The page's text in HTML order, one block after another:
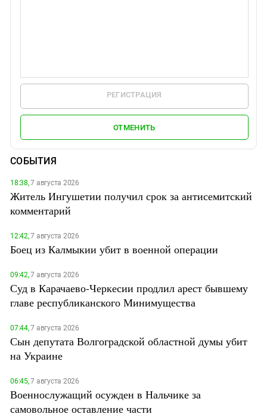
РЕГИСТРАЦИЯ
ОТМЕНИТЬ
СОБЫТИЯ
18:38,7 августа 2026
Житель Ингушетии получил срок за антисемитский
комментарий
12:42,7 августа 2026
Боец из Калмыкии убит в военной операции
09:42,7 августа 2026
Суд в Карачаево-Черкесии продлил арест бывшему
главе республиканского Минимущества
07:44,7 августа 2026
Сын депутата Волгоградской областной думы убит
на Украине
06:45,7 августа 2026
Военнослужащий осужден в Нальчике за
самовольное оставление части